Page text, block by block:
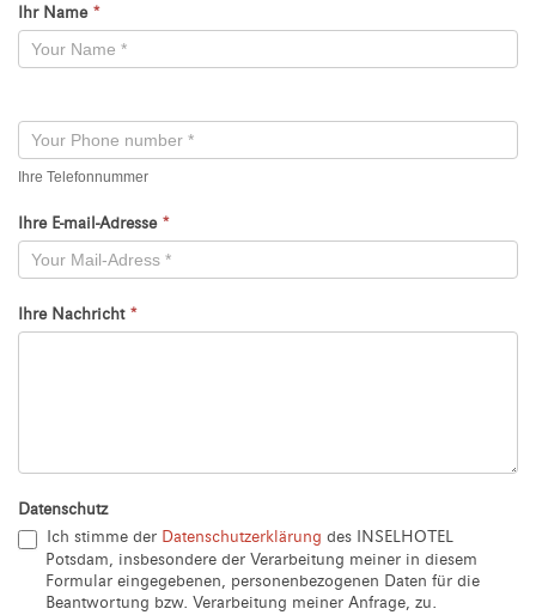
Kontaktformular
-
Ihr Name *
Ihre Telefonnummer
Ihre E-mail-Adresse *
Ihre Nachricht *
Datenschutz
Ich stimme der Datenschutzerklärung des INSELHOTEL
Potsdam, insbesondere der Verarbeitung meiner in diesem
Formular eingegebenen, personenbezogenen Daten für die
Beantwortung bzw. Verarbeitung meiner Anfrage, zu.